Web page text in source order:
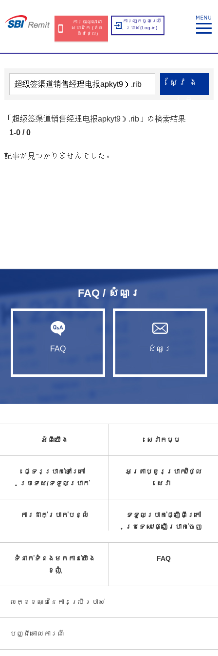
ការចុះឈ្មោះជា
សមាជិក​​ (ឥត​
គិត​ថ្លៃ​)
ការឡុកចូលប្រើ
ប្រាស់​(Log-in)
ស្វែង​
「超级签渠道销售经理电报apkyt9）.rib」の検索結果
1-0 / 0
記事が見つかりませんでした。
FAQ / សំណួរ​
FAQ សំណួរ​
អំពី​យើង សេវាកម្ម​
ផ្ទេរប្រាក់ទៅក្រៅ
ប្រទេស/ទទួល​ប្រាក់​
អត្រាប្តូរប្រាក់/ថ្លៃ
សេវា​
ការដាក់ប្រាក់បន្លំ
ទទួលប្រាក់ផ្ញើពីក្រៅ
ប្រទេស/ផ្ញើប្រាក់ចេញ
ទំនាក់ទំនងមកកាន់យើង
ខ្ញុំ
FAQ
លក្ខខណ្ឌនៃការប្រើប្រាស់
បញ្ជី​គោលការណ៍